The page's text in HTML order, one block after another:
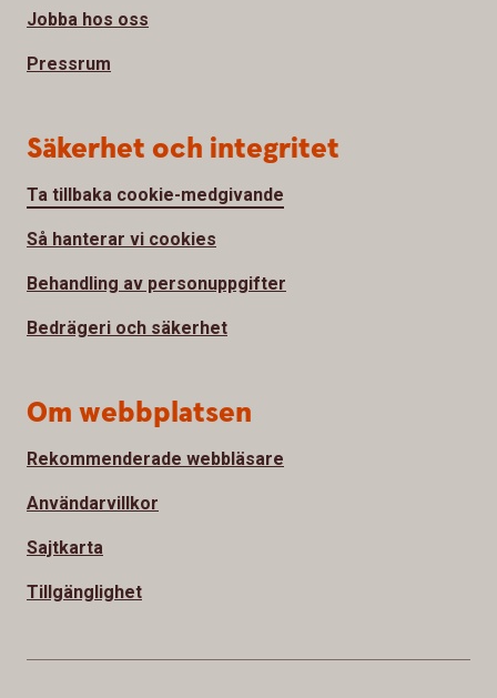
Jobba hos oss
Pressrum
Säkerhet och integritet
Ta tillbaka cookie-medgivande
Så hanterar vi cookies
Behandling av personuppgifter
Bedrägeri och säkerhet
Om webbplatsen
Rekommenderade webbläsare
Användarvillkor
Sajtkarta
Tillgänglighet